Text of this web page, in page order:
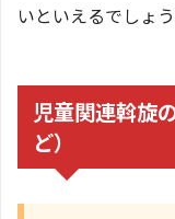
いといえるでしょう
児童関連斡旋
ど）